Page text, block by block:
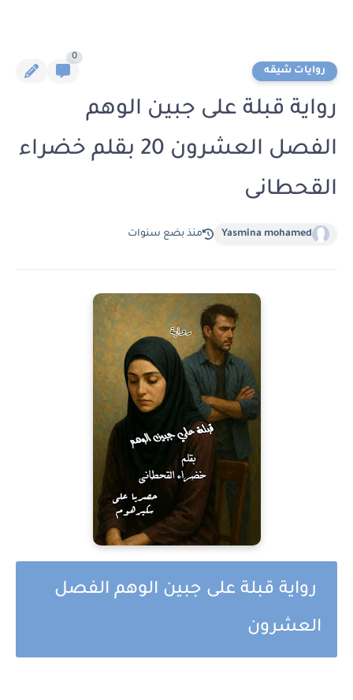
روايات شيقه
0
رواية قبلة على جبين الوهم
الفصل العشرون 20 بقلم خضراء
القحطانى
Yasmina mohamed منذ بضع سنوات
رواية قبلة على جبين الوهم الفصل
العشرون